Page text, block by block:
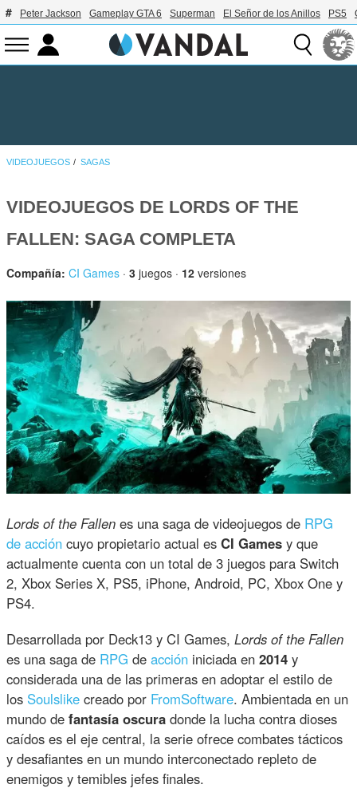
Peter Jackson Gameplay GTA 6 Superman El Señor de los Anillos PS5
VIDEOJUEGOS SAGAS
VIDEOJUEGOS DE LORDS OF THE
FALLEN: SAGA COMPLETA
Compañía: CI Games ·3 juegos · 12 versiones
Lords of the Fallen es una saga de videojuegos de RPG
de acción cuyo propietario actual esCI Games y que
actualmente cuenta con un total de 3 juegos para Switch
2, Xbox Series X, PS5, iPhone, Android, PC, Xbox One y
PS4.
Desarrollada por Deck13 y CI Games,Lords of the Fallen
es una saga de RPG deacción iniciada en2014 y
considerada una de las primeras en adoptar el estilo de
los Soulslike creado por FromSoftware. Ambientada en un
mundo defantasía oscura donde la lucha contra dioses
caídos es el eje central, la serie ofrece combates tácticos
y desafiantes en un mundo interconectado repleto de
enemigos y temibles jefes finales.